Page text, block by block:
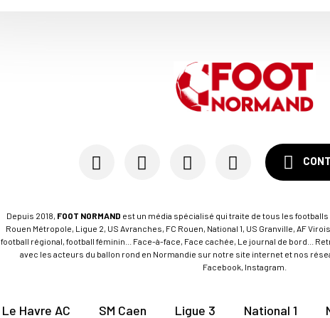
Depuis 2018, FOOT NORMAND est un média spécialisé qui traite de tous les footballs :
Rouen Métropole, Ligue 2, US Avranches, FC Rouen, National 1, US Granville, AF
football régional, football féminin... Face-à-face, Face cachée, Le journal de bord...
avec les acteurs du ballon rond en Normandie sur notre site internet et nos
Facebook, Instagram.
Le Havre AC SM Caen Ligue 3 National 1